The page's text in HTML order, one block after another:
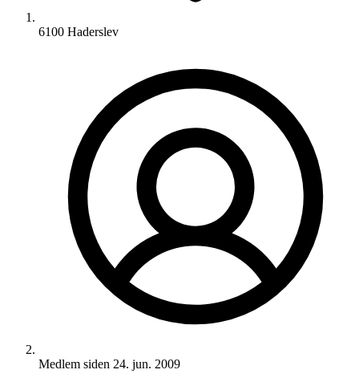
6100 Haderslev
Medlem siden 24. jun. 2009